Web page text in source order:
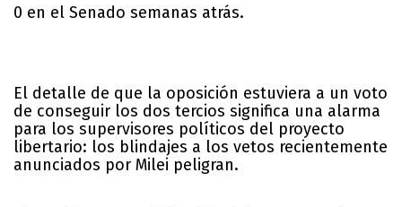
0 en el Senado semanas atrás.
El detalle de que la oposición estuviera a un voto
de conseguir los dos tercios significa una alarma
para los supervisores políticos del proyecto
libertario: los blindajes a los vetos recientemente
anunciados por Milei peligran.